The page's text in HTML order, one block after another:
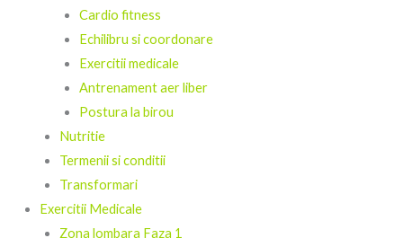
Cardio fitness
Echilibru si coordonare
Exercitii medicale
Antrenament aer liber
Postura la birou
Nutritie
Termenii si conditii
Transformari
Exercitii Medicale
Zona lombara Faza 1